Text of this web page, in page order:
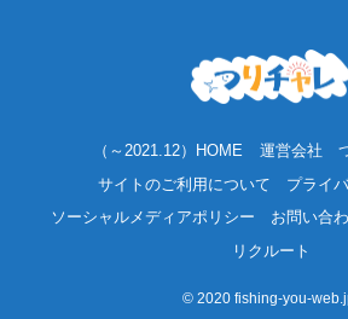
（～2021.12）HOME 運営会社
サイトのご利用について
プライ
ソーシャルメディアポリシー
お問い合
リクルート
© 2020 fishing-you-